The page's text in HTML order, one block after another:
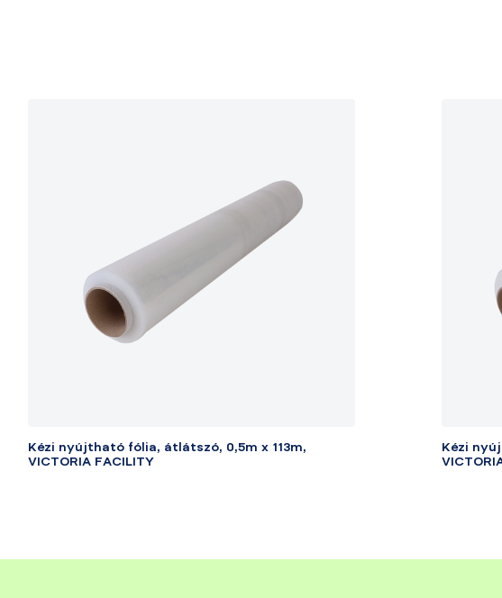
Kézi nyújtható fólia, átlátszó, 0,5m x 113m,
VICTORIA FACILITY
Kézi